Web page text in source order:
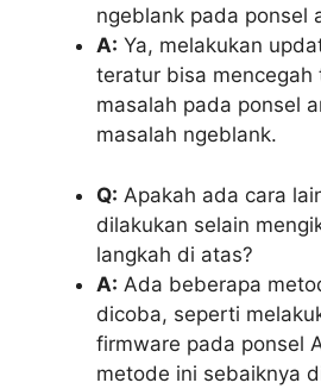
ngeblank pada ponsel
A: Ya, melakukan
teratur bisa mencegah
masalah pada ponsel
masalah ngeblank.
Q: Apakah ada cara
dilakukan selain
langkah di atas?
A: Ada beberapa
dicoba, seperti
firmware pada ponsel
metode ini sebaiknya